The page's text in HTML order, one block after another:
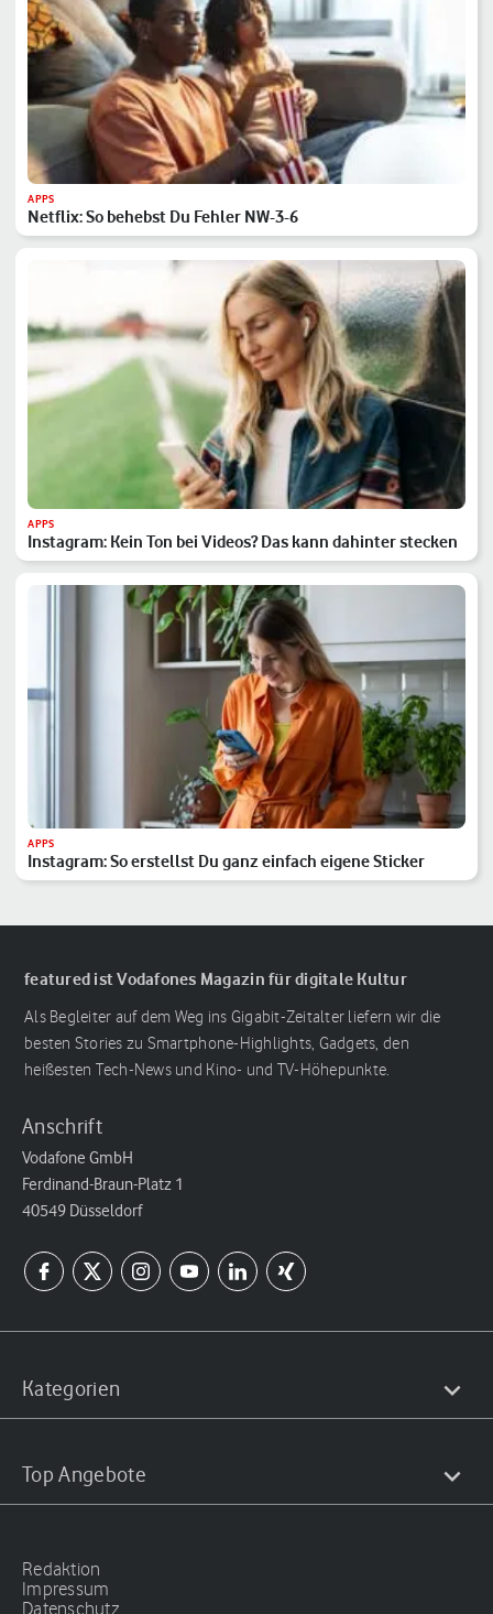
APPS
Netflix: So behebst Du Fehler NW-3-6
APPS
Instagram: Kein Ton bei Videos? Das kann dahinter stecken
APPS
Instagram: So erstellst Du ganz einfach eigene Sticker
featured ist Vodafones Magazin für digitale Kultur
Als Begleiter auf dem Weg ins Gigabit-Zeitalter liefern wir die
besten Stories zu Smartphone-Highlights, Gadgets, den
heißesten Tech-News und Kino- und TV-Höhepunkte.
Anschrift
Vodafone GmbH
Ferdinand-Braun-Platz 1
40549 Düsseldorf
Kategorien
Top Angebote
Redaktion
Impressum
Datenschutz